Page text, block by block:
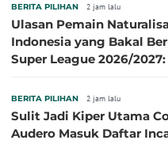
BERITA PILIHAN 2 jam lalu
Ulasan Pemain
Indonesia yang Bakal
Super League 2026/
BERITA PILIHAN 2 jam lalu
Sulit Jadi Kiper Utama
Audero Masuk Daftar